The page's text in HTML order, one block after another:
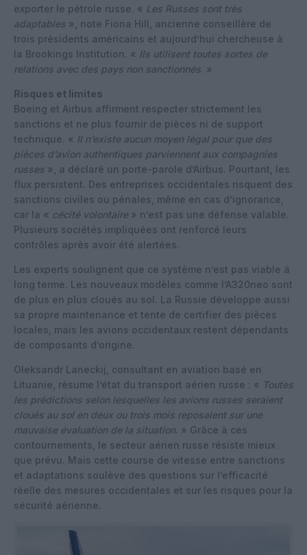
exporter le pétrole russe. « Les Russes sont très
adaptables », note Fiona Hill, ancienne conseillère de
trois présidents américains et aujourd’hui chercheuse à
la Brookings Institution. « Ils utilisent toutes sortes de
relations avec des pays non sanctionnés. »
Risques et limites
Boeing et Airbus affirment respecter strictement les
sanctions et ne plus fournir de pièces ni de support
technique. « Il n’existe aucun moyen légal pour que des
pièces d’avion authentiques parviennent aux compagnies
russes », a déclaré un porte-parole d’Airbus. Pourtant, les
flux persistent. Des entreprises occidentales risquent des
sanctions civiles ou pénales, même en cas d’ignorance,
car la « cécité volontaire » n’est pas une défense valable.
Plusieurs sociétés impliquées ont renforcé leurs
contrôles après avoir été alertées.
Les experts soulignent que ce système n’est pas viable à
long terme. Les nouveaux modèles comme l’A320neo sont
de plus en plus cloués au sol. La Russie développe aussi
sa propre maintenance et tente de certifier des pièces
locales, mais les avions occidentaux restent dépendants
de composants d’origine.
Oleksandr Laneckij, consultant en aviation basé en
Lituanie, résume l’état du transport aérien russe : « Toutes
les prédictions selon lesquelles les avions russes seraient
cloués au sol en deux ou trois mois reposaient sur une
mauvaise évaluation de la situation. » Grâce à ces
contournements, le secteur aérien russe résiste mieux
que prévu. Mais cette course de vitesse entre sanctions
et adaptations soulève des questions sur l’efficacité
réelle des mesures occidentales et sur les risques pour la
sécurité aérienne.